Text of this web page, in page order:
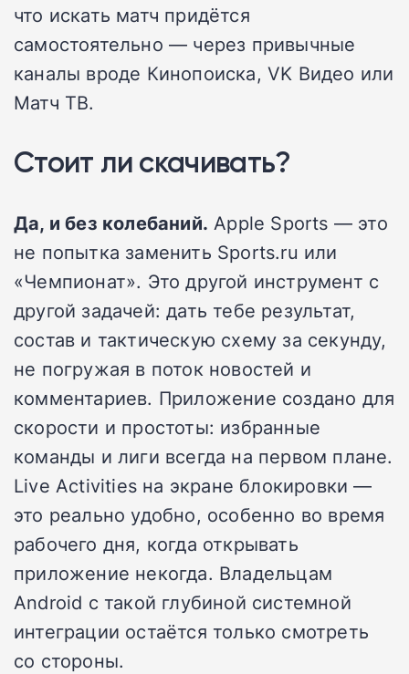
что искать матч придётся
самостоятельно — через привычные
каналы вроде Кинопоиска, VK Видео или
Матч ТВ.
Стоит ли скачивать?
Да, и без колебаний. Apple Sports — это
не попытка заменить Sports.ru или
«Чемпионат». Это другой инструмент с
другой задачей: дать тебе результат,
состав и тактическую схему за секунду,
не погружая в поток новостей и
комментариев. Приложение создано для
скорости и простоты: избранные
команды и лиги всегда на первом плане.
Live Activities на экране блокировки —
это реально удобно, особенно во время
рабочего дня, когда открывать
приложение некогда. Владельцам
Android с такой глубиной системной
интеграции остаётся только смотреть
со стороны.